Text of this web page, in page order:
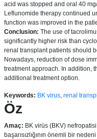
acid was stopped and oral 40
Leflunomide therapy continued
function was improved in the
Conclusion: The use of
significantly higher risk than
renal transplant patients should
Nowadays, reduction of dose
treatment approach. In addition,
additional treatment option.
Keywords: BK virus, renal
Öz
Amaç: BK virüs (BKV)
başarısızlığının önemli bir